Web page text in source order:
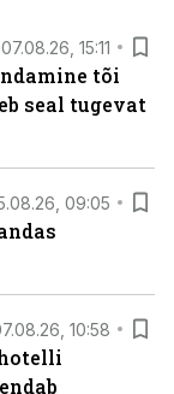
07.08.26, 15:11
tõi
seal tugevat
09:05
10:58